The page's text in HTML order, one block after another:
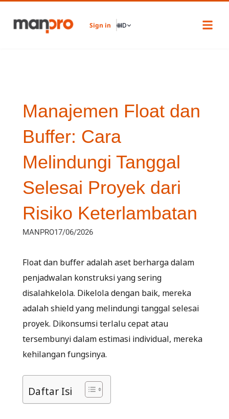
content
Sign in 🌐ID
Manajemen Float dan
Buffer: Cara
Melindungi Tanggal
Selesai Proyek dari
Risiko Keterlambatan
MANPRO17/06/2026
Float dan buffer adalah aset berharga dalam
penjadwalan konstruksi yang sering
disalahkelola. Dikelola dengan baik, mereka
adalah shield yang melindungi tanggal selesai
proyek. Dikonsumsi terlalu cepat atau
tersembunyi dalam estimasi individual, mereka
kehilangan fungsinya.
Daftar Isi